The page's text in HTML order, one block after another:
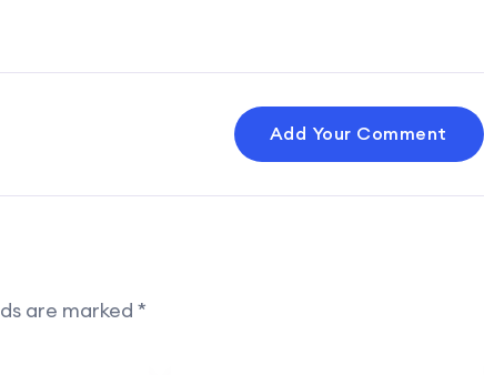
Add Your Comment
are marked *